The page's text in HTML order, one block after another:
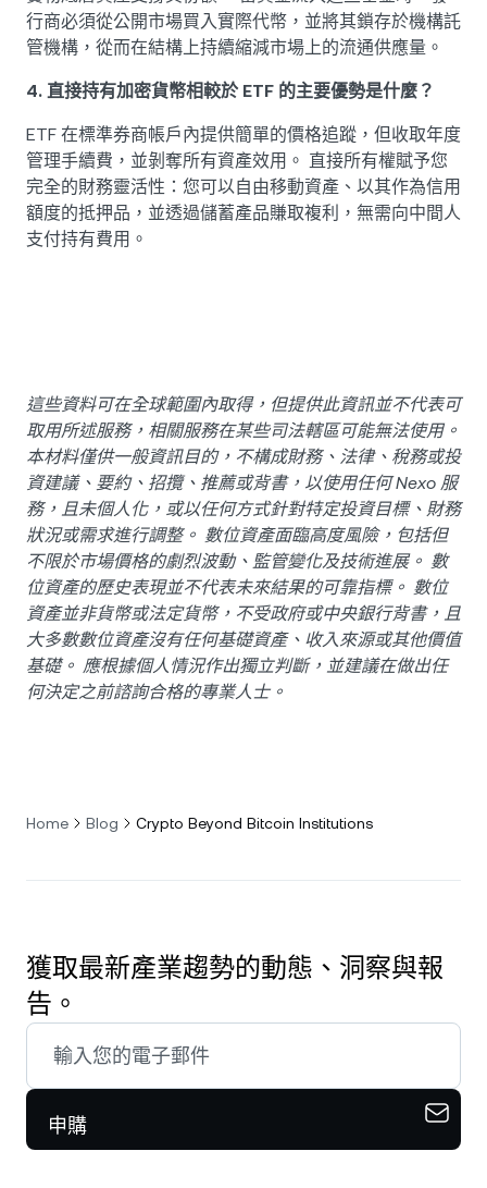
行商必須從公開市場買入實際代幣，並將其鎖存於機構託
管機構，從而在結構上持續縮減市場上的流通供應量。
4. 直接持有加密貨幣相較於 ETF 的主要優勢是什麼？
ETF 在標準券商帳戶內提供簡單的價格追蹤，但收取年度
管理手續費，並剝奪所有資產效用。 直接所有權賦予您
完全的財務靈活性：您可以自由移動資產、以其作為信用
額度的抵押品，並透過儲蓄產品賺取複利，無需向中間人
支付持有費用。
這些資料可在全球範圍內取得，但提供此資訊並不代表可
取用所述服務，相關服務在某些司法轄區可能無法使用。
本材料僅供一般資訊目的，不構成財務、法律、稅務或投
資建議、要約、招攬、推薦或背書，以使用任何 Nexo 服
務，且未個人化，或以任何方式針對特定投資目標、財務
狀況或需求進行調整。 數位資產面臨高度風險，包括但
不限於市場價格的劇烈波動、監管變化及技術進展。 數
位資產的歷史表現並不代表未來結果的可靠指標。 數位
資產並非貨幣或法定貨幣，不受政府或中央銀行背書，且
大多數數位資產沒有任何基礎資產、收入來源或其他價值
基礎。 應根據個人情況作出獨立判斷，並建議在做出任
何決定之前諮詢合格的專業人士。
Home Blog Crypto Beyond Bitcoin Institutions
獲取最新產業趨勢的動態、洞察與報
告。
申購